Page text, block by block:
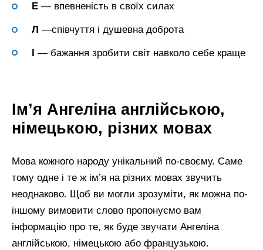
Е — впевненість в своїх силах
Л —співчуття і душевна доброта
І — бажання зробити світ навколо себе краще
Ім’я Ангеліна англійською,
німецькою, різних мовах
Мова кожного народу унікальний по-своєму. Саме
тому одне і те ж ім’я на різних мовах звучить
неоднаково. Щоб ви могли зрозуміти, як можна по-
іншому вимовити слово пропонуємо вам
інформацію про те, як буде звучати Ангеліна
англійською, німецькою або французькою.